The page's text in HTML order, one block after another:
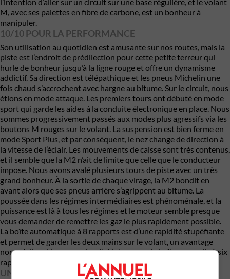
M, avec ses palettes en fibre de carbone, est un bonheur à
manipuler.
10/10 POUR LA PERFORMANCE
Son utilisation au quotidien est amusante sur nos routes, mais la
piste est l’endroit de prédilection pour cette petite terreur qui
hurle de bonheur jusqu’à la ligne rouge et offre un dynamisme
addictif. Sa direction est télépathique et les pneus Michelin une
fois chaud s’accrochent avec hargne au bitume. Sur le circuit, nous
étions en mode attaque. Les premiers tours ont débuté en mode
sport qui garde les aides à la conduite électronique en place. Nous
sommes progressivement passés aux modes plus agressifs via les
boutons M rouges sur le volant. La suspension est bien ferme en
mode Sport Plus, et par conséquent, le nez change de direction à
la vitesse de l’éclair. Les mouvements de caisse sont très contenus,
et il semble que la M2 n’ait de limite que celle que le conducteur
impose. Nous avons avalé plusieurs tours de piste avec un très
grand bonheur. À la sortie de chaque virage, la M2 bondit en
avant alors que ses pneus arrière s’agrippent au bitume. La
poussée dans les régimes intermédiaires est phénoménale, et la
puissance est là à tous les régimes et le moteur semble presque
vous demander de remettre les gaz le plus rapidement possible.
La boîte automatique à 8 rapports est d’une rapidité stupéfiante
et permet de garder les deux mains sur le volant, un avantage
non-négligeable sur un circuit. Notons que la boîte manuelle à six
rapports est toujours au menu.
UN MINIMUM DE TECHNOLOGIE